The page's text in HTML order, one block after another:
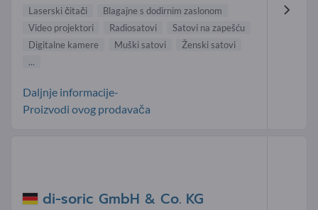
Laserski čitači
Blagajne s dodirnim zaslonom
Video projektori
Radiosatovi
Satovi na zapešću
Digitalne kamere
Muški satovi
Ženski satovi
...
Daljnje informacije-
Proizvodi ovog prodavača
di-soric GmbH & Co. KG